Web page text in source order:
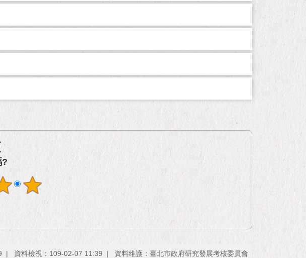
?
資料檢視：109-02-07 11:39 資料維護：臺北市政府研究發展考核委員會